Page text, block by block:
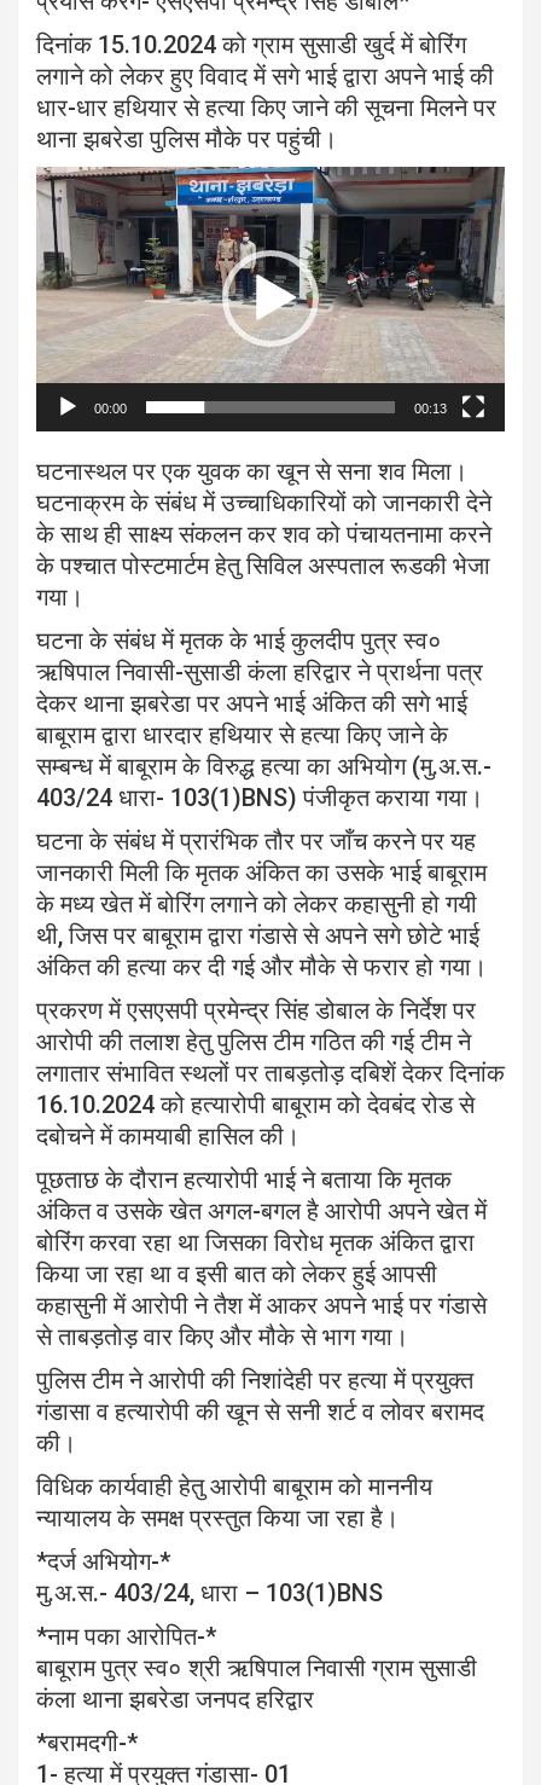
दिनांक 15.10.2024 को ग्राम सुसाडी खुर्द में बोरिंग
लगाने को लेकर हुए विवाद में सगे भाई द्वारा अपने भाई की
धार-धार हथियार से हत्या किए जाने की सूचना मिलने पर
थाना झबरेडा पुलिस मौके पर पहुंची।
Video
Player
00:00 00:13
घटनास्थल पर एक युवक का खून से सना शव मिला।
घटनाक्रम के संबंध में उच्चाधिकारियों को जानकारी देने
के साथ ही साक्ष्य संकलन कर शव को पंचायतनामा करने
के पश्चात पोस्टमार्टम हेतु सिविल अस्पताल रूडकी भेजा
गया।
घटना के संबंध में मृतक के भाई कुलदीप पुत्र स्व०
ऋषिपाल निवासी-सुसाडी कंला हरिद्वार ने प्रार्थना पत्र
देकर थाना झबरेडा पर अपने भाई अंकित की सगे भाई
बाबूराम द्वारा धारदार हथियार से हत्या किए जाने के
सम्बन्ध में बाबूराम के विरुद्ध हत्या का अभियोग (मु.अ.स.-
403/24 धारा- 103(1)BNS) पंजीकृत कराया गया।
घटना के संबंध में प्रारंभिक तौर पर जाँच करने पर यह
जानकारी मिली कि मृतक अंकित का उसके भाई बाबूराम
के मध्य खेत में बोरिंग लगाने को लेकर कहासुनी हो गयी
थी, जिस पर बाबूराम द्वारा गंडासे से अपने सगे छोटे भाई
अंकित की हत्या कर दी गई और मौके से फरार हो गया।
प्रकरण में एसएसपी प्रमेन्द्र सिंह डोबाल के निर्देश पर
आरोपी की तलाश हेतु पुलिस टीम गठित की गई टीम ने
लगातार संभावित स्थलों पर ताबड़तोड़ दबिशें देकर दिनांक
16.10.2024 को हत्यारोपी बाबूराम को देवबंद रोड से
दबोचने में कामयाबी हासिल की।
पूछताछ के दौरान हत्यारोपी भाई ने बताया कि मृतक
अंकित व उसके खेत अगल-बगल है आरोपी अपने खेत में
बोरिंग करवा रहा था जिसका विरोध मृतक अंकित द्वारा
किया जा रहा था व इसी बात को लेकर हुई आपसी
कहासुनी में आरोपी ने तैश में आकर अपने भाई पर गंडासे
से ताबड़तोड़ वार किए और मौके से भाग गया।
पुलिस टीम ने आरोपी की निशांदेही पर हत्या में प्रयुक्त
गंडासा व हत्यारोपी की खून से सनी शर्ट व लोवर बरामद
की।
विधिक कार्यवाही हेतु आरोपी बाबूराम को माननीय
न्यायालय के समक्ष प्रस्तुत किया जा रहा है।
*दर्ज अभियोग-*
मु.अ.स.- 403/24, धारा – 103(1)BNS
*नाम पका आरोपित-*
बाबूराम पुत्र स्व० श्री ऋषिपाल निवासी ग्राम सुसाडी
कंला थाना झबरेडा जनपद हरिद्वार
*बरामदगी-*
1- हत्या में प्रयुक्त गंडासा- 01